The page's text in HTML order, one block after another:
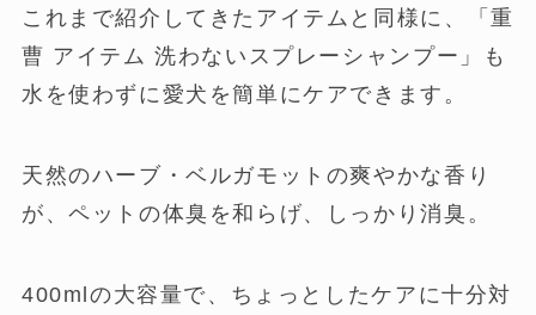
これまで紹介してきたアイテムと同様に、「重
曹 アイテム 洗わないスプレーシャンプー」も
水を使わずに愛犬を簡単にケアできます。
天然のハーブ・ベルガモットの爽やかな香り
が、ペットの体臭を和らげ、しっかり消臭。
400mlの大容量で、ちょっとしたケアに十分対